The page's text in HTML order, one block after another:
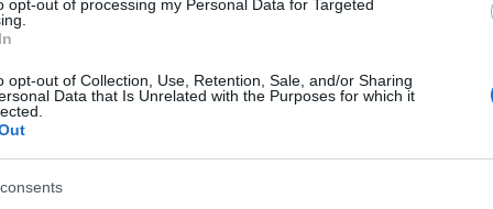
opt-out of processing my Personal Data for Targeted
opt-out of Collection, Use, Retention, Sale, and/or Sharing
Data that Is Unrelated with the Purposes for which it
hallani azt is, a macaron „úri
több mint 500 forint és nem lóg le a